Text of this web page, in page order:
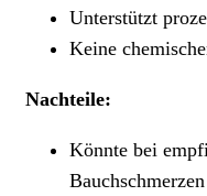
Unterstützt
Keine
Nachteile:
Könnte bei